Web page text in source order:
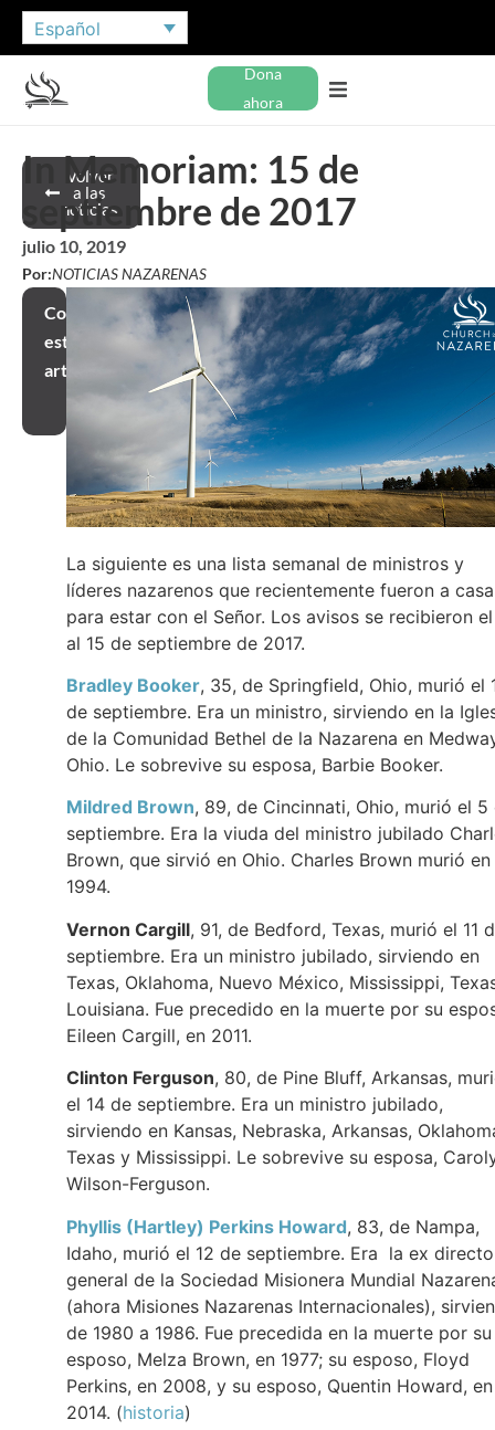
Español
Dona
ahora
Volver
a las
noticias
In Memoriam: 15 de
septiembre de 2017
julio 10, 2019
Por:NOTICIAS NAZARENAS
Compartir
este
artículo
La siguiente es una lista semanal de ministros y
líderes nazarenos que recientemente fueron a casa
para estar con el Señor. Los avisos se recibieron el
al 15 de septiembre de 2017.
Bradley Booker, 35, de Springfield, Ohio, murió el
de septiembre. Era un ministro, sirviendo en la
de la Comunidad Bethel de la Nazarena en
Ohio. Le sobrevive su esposa, Barbie Booker.
Mildred Brown, 89, de Cincinnati, Ohio, murió el 5
septiembre. Era la viuda del ministro jubilado
Brown, que sirvió en Ohio. Charles Brown murió en
1994.
Vernon Cargill, 91, de Bedford, Texas, murió el 11
septiembre. Era un ministro jubilado, sirviendo en
Texas, Oklahoma, Nuevo México, Mississippi,
Louisiana. Fue precedido en la muerte por su
Eileen Cargill, en 2011.
Clinton Ferguson, 80, de Pine Bluff, Arkansas,
el 14 de septiembre. Era un ministro jubilado,
sirviendo en Kansas, Nebraska, Arkansas,
Texas y Mississippi. Le sobrevive su esposa,
Wilson-Ferguson.
Phyllis (Hartley) Perkins Howard, 83, de Nampa,
Idaho, murió el 12 de septiembre. Era la ex
general de la Sociedad Misionera Mundial
(ahora Misiones Nazarenas Internacionales),
de 1980 a 1986. Fue precedida en la muerte por su
esposo, Melza Brown, en 1977; su esposo, Floyd
Perkins, en 2008, y su esposo, Quentin Howard, en
2014. (historia)